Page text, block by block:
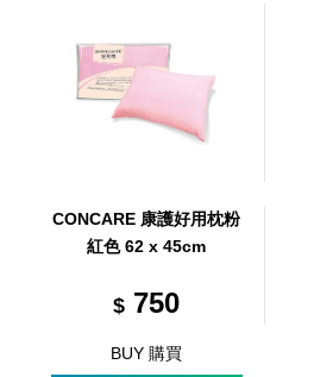
CONCARE 康護好用枕粉
紅色 62 x 45cm
$750
BUY 購買